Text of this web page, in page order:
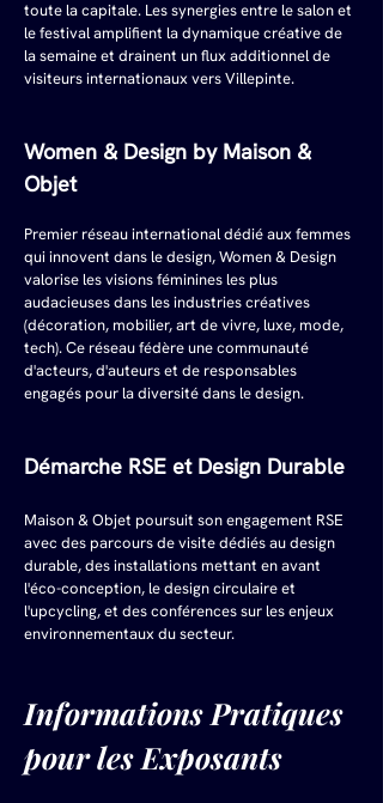
toute la capitale. Les synergies entre le salon et
le festival amplifient la dynamique créative de
la semaine et drainent un flux additionnel de
visiteurs internationaux vers Villepinte.
Women & Design by Maison &
Objet
Premier réseau international dédié aux femmes
qui innovent dans le design, Women & Design
valorise les visions féminines les plus
audacieuses dans les industries créatives
(décoration, mobilier, art de vivre, luxe, mode,
tech). Ce réseau fédère une communauté
d'acteurs, d'auteurs et de responsables
engagés pour la diversité dans le design.
Démarche RSE et Design Durable
Maison & Objet poursuit son engagement RSE
avec des parcours de visite dédiés au design
durable, des installations mettant en avant
l'éco-conception, le design circulaire et
l'upcycling, et des conférences sur les enjeux
environnementaux du secteur.
Informations Pratiques
pour les Exposants